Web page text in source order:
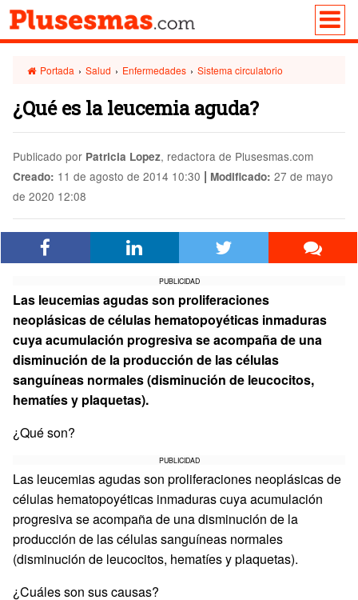
Portada › Salud › Enfermedades › Sistema circulatorio
¿Qué es la leucemia aguda?
Publicado por Patricia Lopez, redactora de Plusesmas.com
Creado: 11 de agosto de 2014 10:30 | Modificado: 27 de mayo
de 2020 12:08
PUBLICIDAD
Las leucemias agudas son proliferaciones
neoplásicas de células hematopoyéticas inmaduras
cuya acumulación progresiva se acompaña de una
disminución de la producción de las células
sanguíneas normales (disminución de leucocitos,
hematíes y plaquetas).
¿Qué son?
PUBLICIDAD
Las leucemias agudas son proliferaciones neoplásicas de
células hematopoyéticas inmaduras cuya acumulación
progresiva se acompaña de una disminución de la
producción de las células sanguíneas normales
(disminución de leucocitos, hematíes y plaquetas).
¿Cuáles son sus causas?